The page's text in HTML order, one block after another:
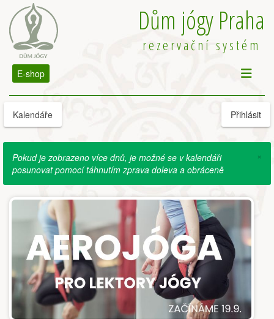
Dům jógy Praha
rezervační systém
E-shop
Kalendáře Přihlásit
×
Pokud je zobrazeno více dnů, je možné se v kalendáři
posunovat pomocí táhnutím zprava doleva a obráceně